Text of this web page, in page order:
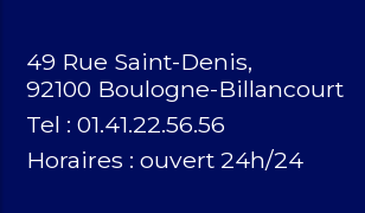
49 Rue Saint-Denis,
92100 Boulogne-Billancourt
Tel : 01.41.22.56.56
Horaires : ouvert 24h/24